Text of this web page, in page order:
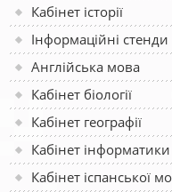
Кабінет історії
Інформаційні стенди
Англійська мова
Кабінет біології
Кабінет географії
Кабінет інформатики
Кабінет іспанської